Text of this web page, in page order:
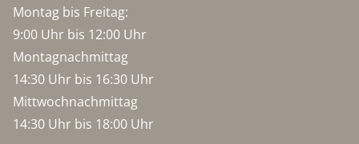
Montag bis Freitag:
9:00 Uhr bis 12:00 Uhr
Montagnachmittag
14:30 Uhr bis 16:30 Uhr
Mittwochnachmittag
14:30 Uhr bis 18:00 Uhr